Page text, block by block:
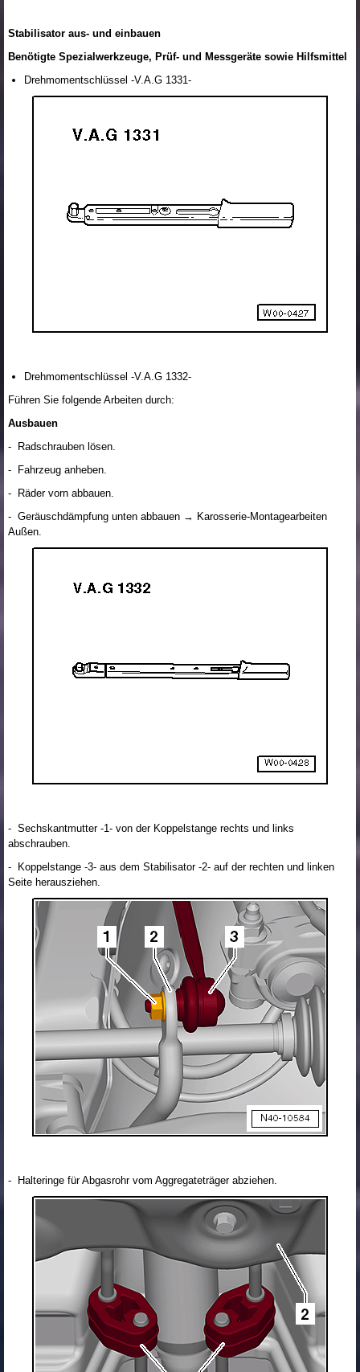
Stabilisator aus- und einbauen
Benötigte Spezialwerkzeuge, Prüf- und Messgeräte sowie Hilfsmittel
Drehmomentschlüssel -V.A.G 1331-
Drehmomentschlüssel -V.A.G 1332-
Führen Sie folgende Arbeiten durch:
Ausbauen
- Radschrauben lösen.
- Fahrzeug anheben.
- Räder vorn abbauen.
- Geräuschdämpfung unten abbauen → Karosserie-Montagearbeiten
Außen.
- Sechskantmutter -1- von der Koppelstange rechts und links
abschrauben.
- Koppelstange -3- aus dem Stabilisator -2- auf der rechten und linken
Seite herausziehen.
- Halteringe für Abgasrohr vom Aggregateträger abziehen.